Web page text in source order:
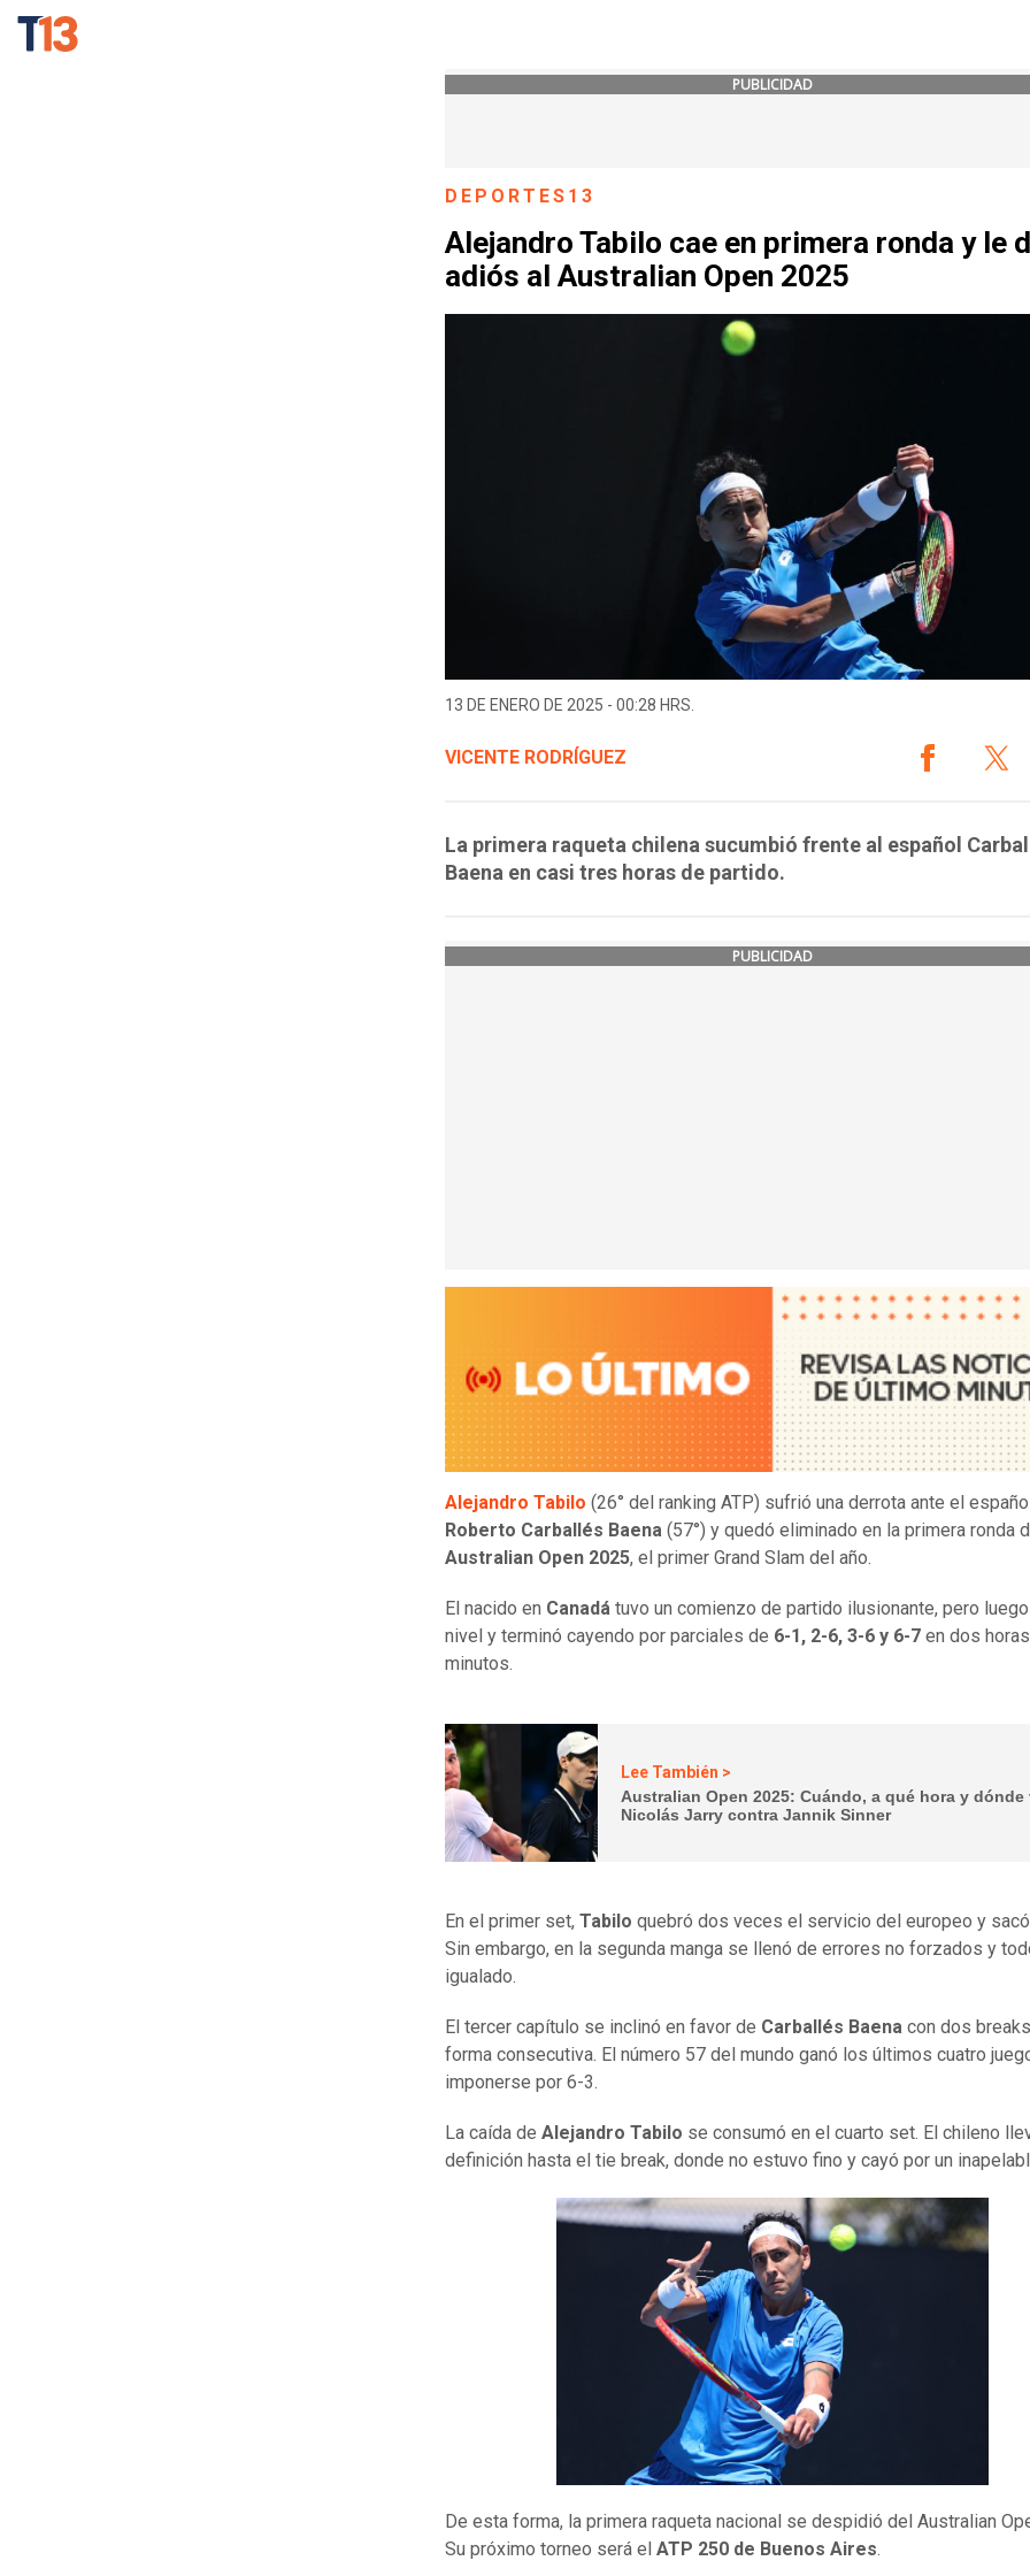
PUBLICIDAD
DEPORTES13
Alejandro Tabilo cae en primera ronda y le
adiós al Australian Open 2025
13 DE ENERO DE 2025 - 00:28 HRS.
VICENTE RODRÍGUEZ
La primera raqueta chilena sucumbió frente al español
Baena en casi tres horas de partido.
PUBLICIDAD
Alejandro Tabilo (26° del ranking ATP) sufrió una derrota ante el
Roberto Carballés Baena (57°) y quedó eliminado en la primera ronda
Australian Open 2025, el primer Grand Slam del año.
El nacido en Canadá tuvo un comienzo de partido ilusionante, pero
nivel y terminó cayendo por parciales de 6-1, 2-6, 3-6 y 6-7 en dos
minutos.
Lee También >
Australian Open 2025: Cuándo, a qué hora y dónde
Nicolás Jarry contra Jannik Sinner
En el primer set, Tabilo quebró dos veces el servicio del europeo y
Sin embargo, en la segunda manga se llenó de errores no forzados y
igualado.
El tercer capítulo se inclinó en favor de Carballés Baena con dos
forma consecutiva. El número 57 del mundo ganó los últimos cuatro
imponerse por 6-3.
La caída de Alejandro Tabilo se consumó en el cuarto set. El chileno
definición hasta el tie break, donde no estuvo fino y cayó por un
De esta forma, la primera raqueta nacional se despidió del Australian
Su próximo torneo será el ATP 250 de Buenos Aires.